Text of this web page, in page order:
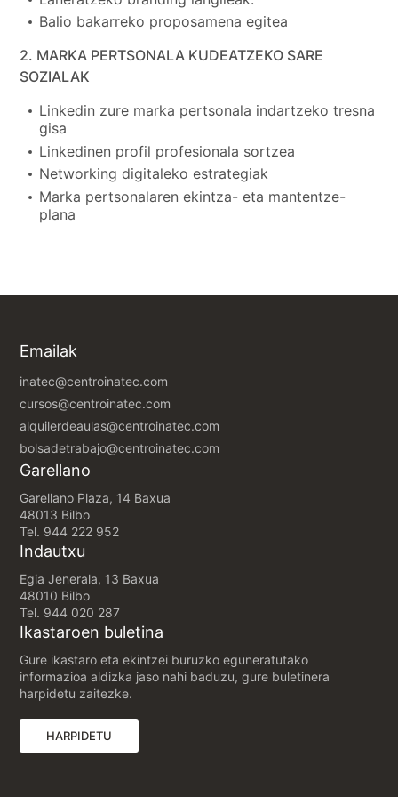
Balio bakarreko proposamena egitea
2. MARKA PERTSONALA KUDEATZEKO SARE
SOZIALAK
Linkedin zure marka pertsonala indartzeko tresna
gisa
Linkedinen profil profesionala sortzea
Networking digitaleko estrategiak
Marka pertsonalaren ekintza- eta mantentze-
plana
Emailak
inatec@centroinatec.com
cursos@centroinatec.com
alquilerdeaulas@centroinatec.com
bolsadetrabajo@centroinatec.com
Garellano
Garellano Plaza, 14 Baxua
48013 Bilbo
Tel. 944 222 952
Indautxu
Egia Jenerala, 13 Baxua
48010 Bilbo
Tel. 944 020 287
Ikastaroen buletina
Gure ikastaro eta ekintzei buruzko eguneratutako
informazioa aldizka jaso nahi baduzu, gure buletinera
harpidetu zaitezke.
HARPIDETU